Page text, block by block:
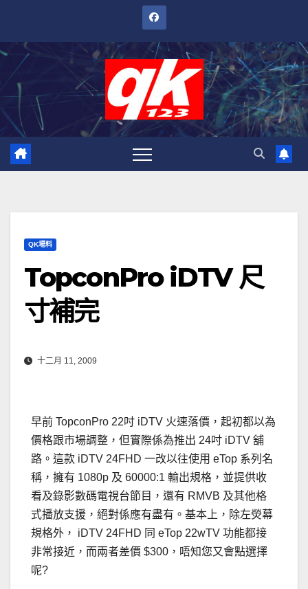
內
QK場料
TopconPro iDTV 尺
寸補完
十二月 11, 2009
早前 TopconPro 22吋 iDTV 火速落價，起初都以為
價格跟市場調整，但實際係為推出 24吋 iDTV 舖
路。這款 iDTV 24FHD 一改以往使用 eTop 系列名
稱，擁有 1080p 及 60000:1 輸出規格，並提供收
看及錄影數碼電視台節目，還有 RMVB 及其他格
式播放支援，絕對係應有盡有。基本上，除左熒幕
規格外， iDTV 24FHD 同 eTop 22wTV 功能都接
非常接近，而兩者差價 $300，唔知您又會點選擇
呢?